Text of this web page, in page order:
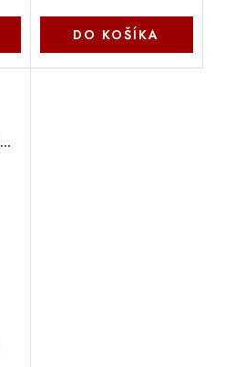
DO KOŠÍKA